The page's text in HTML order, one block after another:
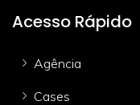
Acesso Rápido
Agência
Cases